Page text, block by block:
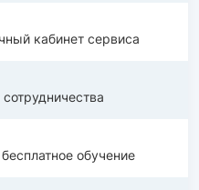
кабинет сервиса
обучение